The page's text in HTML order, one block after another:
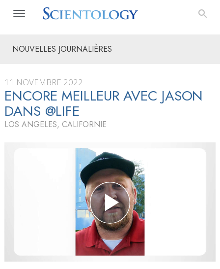
NOUVELLES JOURNALIÈRES
11 NOVEMBRE 2022
ENCORE MEILLEUR AVEC JASON
DANS @LIFE
LOS ANGELES, CALIFORNIE